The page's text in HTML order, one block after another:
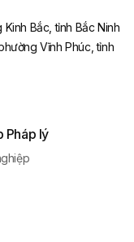
Bắc, tỉnh Bắc Ninh
Vĩnh Phúc, tỉnh
Pháp lý